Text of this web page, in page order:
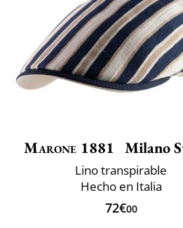
Marone 1881 Milano
Lino transpirable
Hecho en Italia
72€00